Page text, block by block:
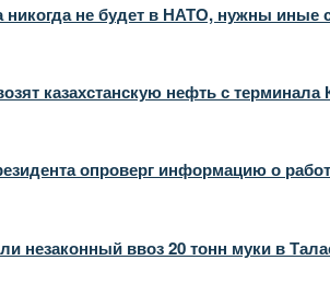
никогда не будет в НАТО, нужны иные
казахстанскую нефть с терминала
опроверг информацию о
незаконный ввоз 20 тонн муки в